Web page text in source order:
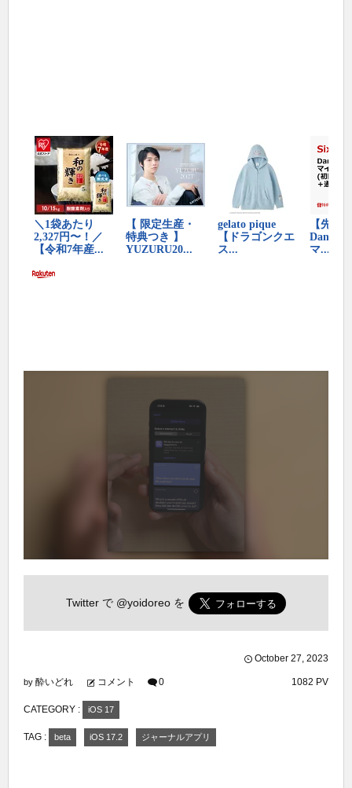
Twitter で @yoidoreo を
October 27 2023
by 酔いどれ コメント 0 1082 PV
CATEGORY : iOS 17
TAG : beta iOS 17.2 ジャーナルアプリ